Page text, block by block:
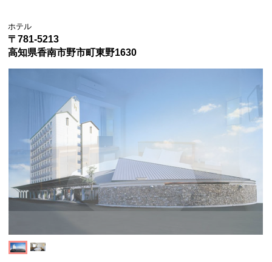
ホテル
〒781-5213
高知県香南市野市町東野1630